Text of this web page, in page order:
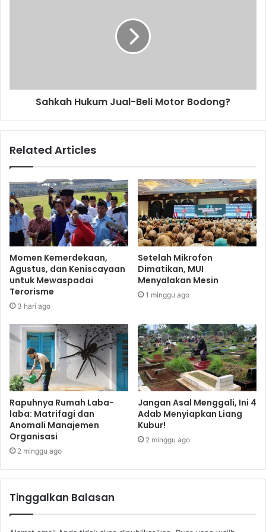
Sahkah Hukum Jual-Beli Motor Bodong?
Related Articles
Momen Kemerdekaan,
Agustus, dan Keniscayaan
untuk Mewaspadai
Terorisme
3 hari ago
Setelah Mikrofon
Dimatikan, MUI
Menyalakan Mesin
1 minggu ago
Rapuhnya Rumah Laba-
laba: Matrifagi dan
Anomali Manajemen
Organisasi
2 minggu ago
Jangan Asal Menggali, Ini 4
Adab Menyiapkan Liang
Kubur!
2 minggu ago
Tinggalkan Balasan